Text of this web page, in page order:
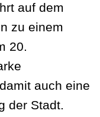
auf dem
zu einem
20.
auch eine
der Stadt.